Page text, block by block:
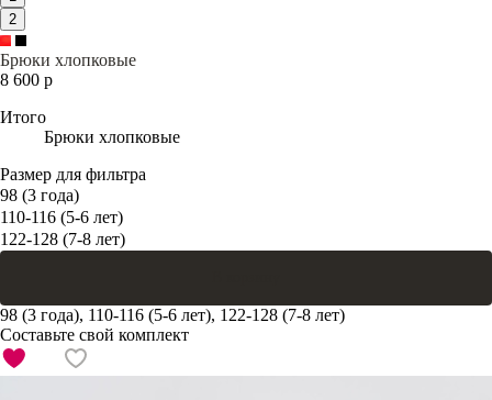
2
Брюки хлопковые
8 600 р
Итого
Брюки хлопковые
Размер для фильтра
98 (3 года)
110-116 (5-6 лет)
122-128 (7-8 лет)
98 (3 года), 110-116 (5-6 лет), 122-128 (7-8 лет)
Составьте свой комплект